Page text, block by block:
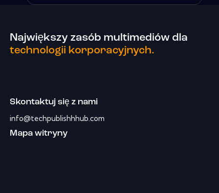
Największy zasób multimediów dla
technologii korporacyjnych.
Skontaktuj się z nami
info@techpublishhhub.com
Mapa witryny